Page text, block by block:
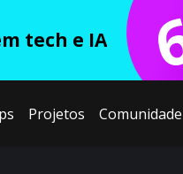
tech e IA
Projetos Comunidade